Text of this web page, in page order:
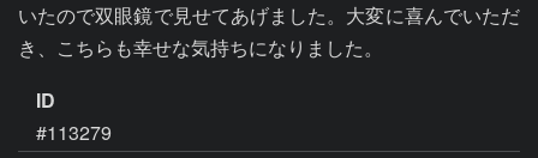
いたので双眼鏡で見せてあげました。大変に喜んでいただ
き、こちらも幸せな気持ちになりました。
ID
#113279